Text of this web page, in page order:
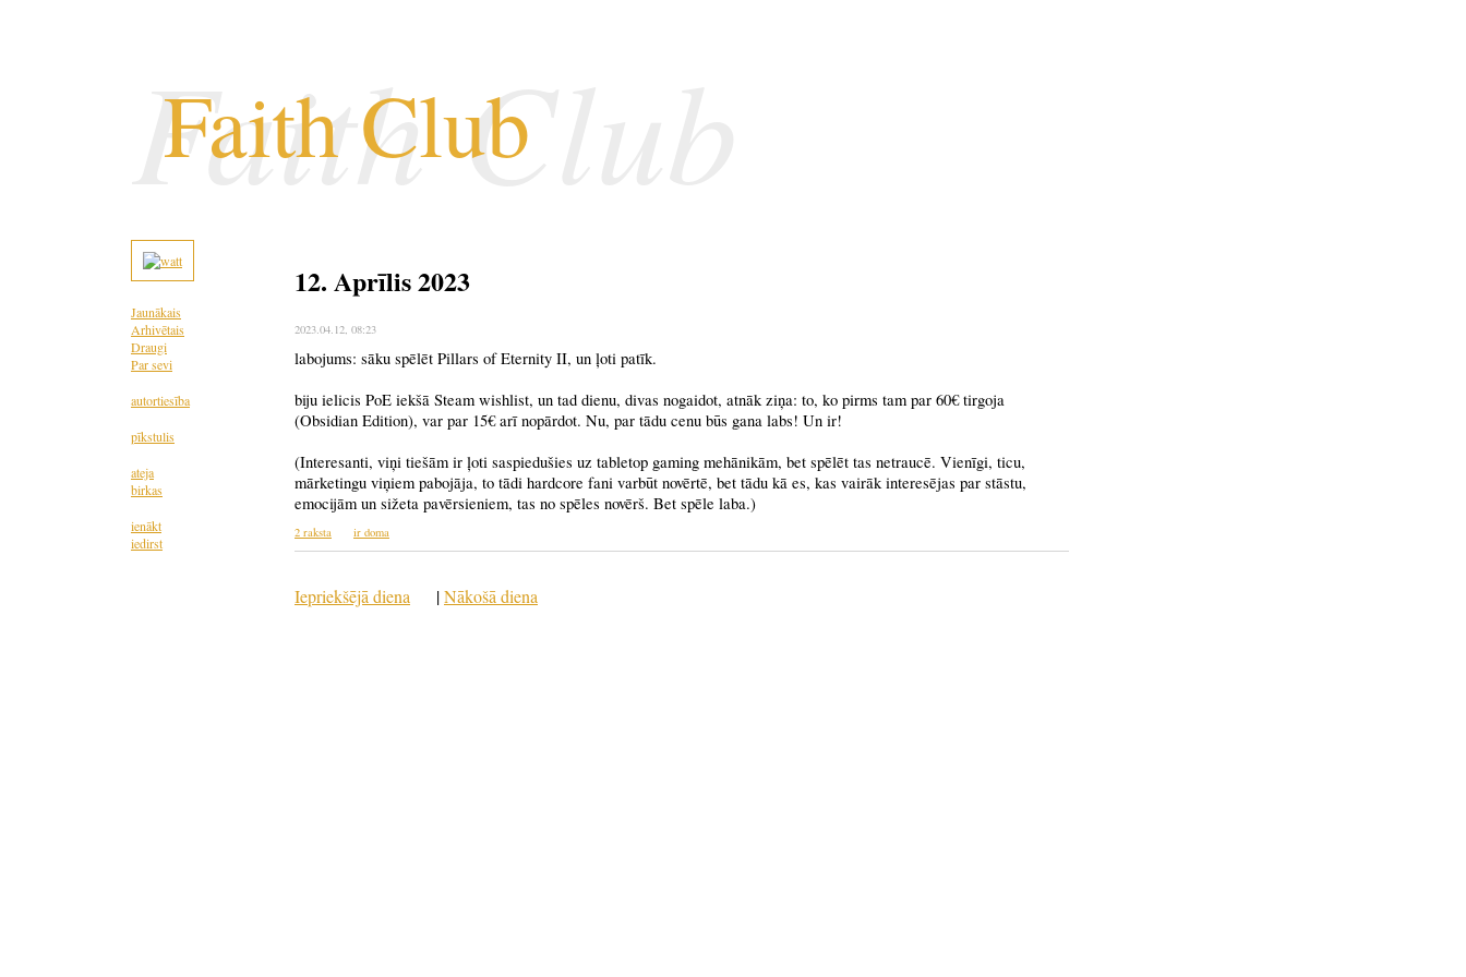
Faith Club
Faith Club
Jaunākais
Arhivētais
Draugi
Par sevi
autortiesība
pīkstulis
ateja
birkas
ienākt
iedirst
12. Aprīlis 2023
2023.04.12, 08:23
labojums: sāku spēlēt Pillars of Eternity II, un ļoti patīk.
biju ielicis PoE iekšā Steam wishlist, un tad dienu, divas nogaidot, atnāk ziņa: to, ko pirms tam par 60€ tirgoja
(Obsidian Edition), var par 15€ arī nopārdot. Nu, par tādu cenu būs gana labs! Un ir!
(Interesanti, viņi tiešām ir ļoti saspiedušies uz tabletop gaming mehānikām, bet spēlēt tas netraucē. Vienīgi, ticu,
mārketingu viņiem pabojāja, to tādi hardcore fani varbūt novērtē, bet tādu kā es, kas vairāk interesējas par stāstu,
emocijām un sižeta pavērsieniem, tas no spēles novērš. Bet spēle laba.)
2 raksta ir doma
Iepriekšējā diena |Nākošā diena